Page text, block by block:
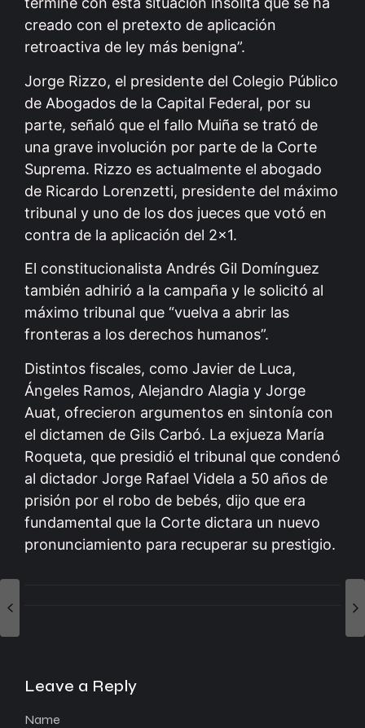
creado con el pretexto de aplicación
retroactiva de ley más benigna”.
Jorge Rizzo, el presidente del Colegio Público
de Abogados de la Capital Federal, por su
parte, señaló que el fallo Muiña se trató de
una grave involución por parte de la Corte
Suprema. Rizzo es actualmente el abogado
de Ricardo Lorenzetti, presidente del máximo
tribunal y uno de los dos jueces que votó en
contra de la aplicación del 2×1.
El constitucionalista Andrés Gil Domínguez
también adhirió a la campaña y le solicitó al
máximo tribunal que “vuelva a abrir las
fronteras a los derechos humanos”.
Distintos fiscales, como Javier de Luca,
Ángeles Ramos, Alejandro Alagia y Jorge
Auat, ofrecieron argumentos en sintonía con
el dictamen de Gils Carbó. La exjueza María
Roqueta, que presidió el tribunal que condenó
al dictador Jorge Rafael Videla a 50 años de
prisión por el robo de bebés, dijo que era
fundamental que la Corte dictara un nuevo
pronunciamiento para recuperar su prestigio.
Leave a Reply
Name